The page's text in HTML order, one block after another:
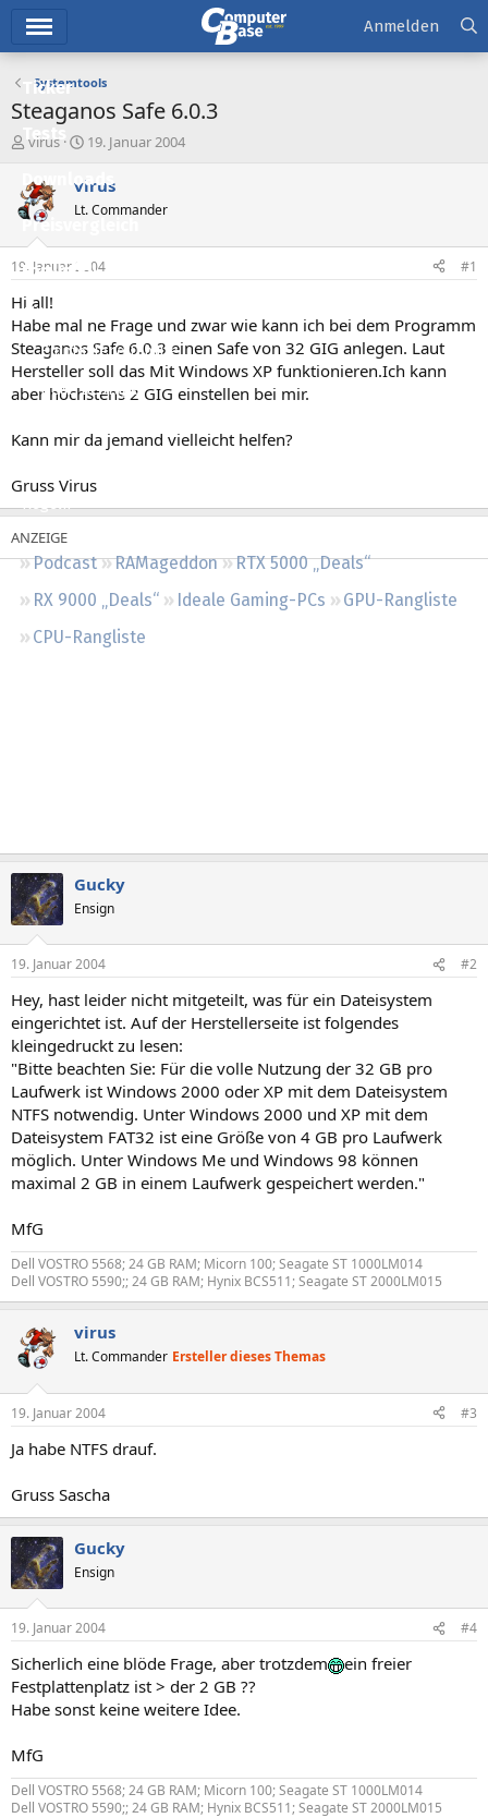
Ticker
Tests
Downloads
Preisvergleich
Forum
Aktuelles
Empfohlene Inhalte
Neue Beiträge
Regeln
Podcast RAMageddon
RTX 5000 „Deals“
RX 9000 „Deals“
Ideale Gaming-PCs
GPU-Rangliste
CPU-Rangliste
Anmelden
Systemtools
Steaganos Safe 6.0.3
E
s
t
e
e
virus
E
s
e
t
19. Januar 2004
virus
Lt. Commander
19. Januar 2004 #1
Hi all!
Habe mal ne Frage und zwar wie kann ich bei dem Programm
Steaganos Safe 6.0.3 einen Safe von 32 GIG anlegen. Laut
Hersteller soll das Mit Windows XP funktionieren.Ich kann
aber höchstens 2 GIG einstellen bei mir.
Kann mir da jemand vielleicht helfen?
Gruss Virus
Gucky
Ensign
19. Januar 2004 #2
Hey, hast leider nicht mitgeteilt, was für ein Dateisystem
eingerichtet ist. Auf der Herstellerseite ist folgendes
kleingedruckt zu lesen:
"Bitte beachten Sie: Für die volle Nutzung der 32 GB pro
Laufwerk ist Windows 2000 oder XP mit dem Dateisystem
NTFS notwendig. Unter Windows 2000 und XP mit dem
Dateisystem FAT32 ist eine Größe von 4 GB pro Laufwerk
möglich. Unter Windows Me und Windows 98 können
maximal 2 GB in einem Laufwerk gespeichert werden."
MfG
Dell VOSTRO 5568; 24 GB RAM; Micorn 100; Seagate ST 1000LM014
Dell VOSTRO 5590;; 24 GB RAM; Hynix BCS511; Seagate ST 2000LM015
virus
Lt. Commander Ersteller dieses Themas
19. Januar 2004 #3
Ja habe NTFS drauf.
Gruss Sascha
Gucky
Ensign
19. Januar 2004 #4
Sicherlich eine blöde Frage, aber trotzdem
ein freier
Festplattenplatz ist > der 2 GB ??
Habe sonst keine weitere Idee.
MfG
Dell VOSTRO 5568; 24 GB RAM; Micorn 100; Seagate ST 1000LM014
Dell VOSTRO 5590;; 24 GB RAM; Hynix BCS511; Seagate ST 2000LM015